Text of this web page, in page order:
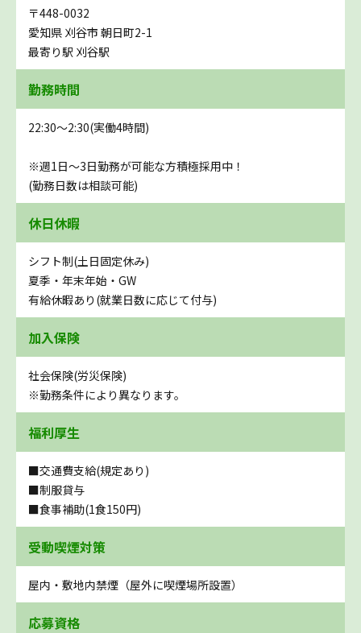
〒448-0032
愛知県 刈谷市 朝日町2-1
最寄り駅 刈谷駅
勤務時間
22:30〜2:30(実働4時間)
※週1日～3日勤務が可能な方積極採用中！
(勤務日数は相談可能)
休日休暇
シフト制(土日固定休み)
夏季・年末年始・GW
有給休暇あり(就業日数に応じて付与)
加入保険
社会保険(労災保険)
※勤務条件により異なります。
福利厚生
■交通費支給(規定あり)
■制服貸与
■食事補助(1食150円)
受動喫煙対策
屋内・敷地内禁煙（屋外に喫煙場所設置）
応募資格